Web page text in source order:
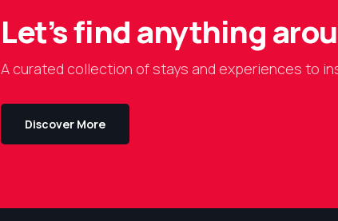
Let’s find anything
A curated collection of stays and experiences to
Discover More